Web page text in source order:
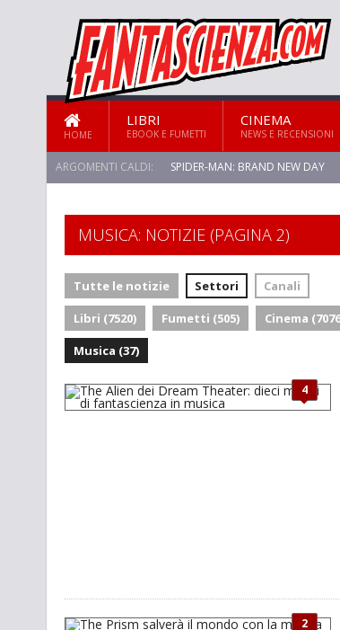
HOME
LIBRI
EBOOK E FUMETTI
CINEMA
NEWS E RECENSIONI
ARGOMENTI CALDI: SPIDER-MAN: BRAND NEW DAY
MUSICA: NOTIZIE (PAGINA 2)
Tutte le notizie Settori
Canali
Libri (7520)
Fumetti (505) Cinema
Musica (37)
4
2